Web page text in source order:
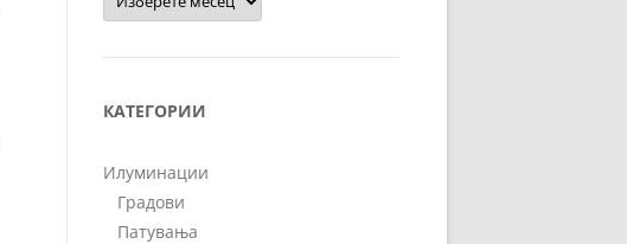
КАТЕГОРИИ
Илуминации
Градови
Патувања